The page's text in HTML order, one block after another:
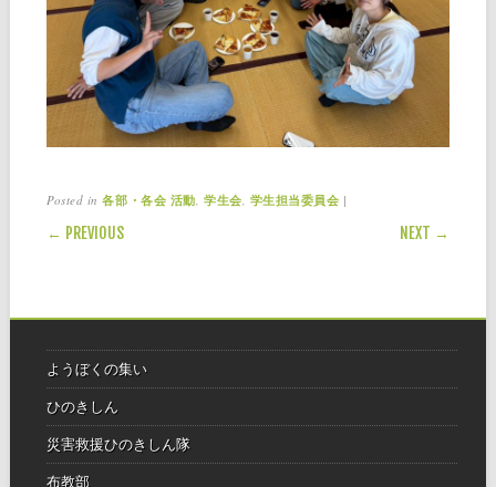
Posted in各部・各会 活動 学生会 学生担当委員会 |
POST NAVIGATION
← PREVIOUS NEXT →
ようぼくの集い
ひのきしん
災害救援ひのきしん隊
布教部